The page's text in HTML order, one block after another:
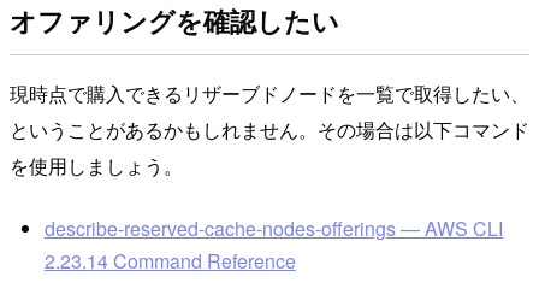
オファリングを確認したい
現時点で購入できるリザーブドノードを一覧で取得したい、
ということがあるかもしれません。その場合は以下コマンド
を使用しましょう。
describe-reserved-cache-nodes-offerings — AWS CLI
2.23.14 Command Reference